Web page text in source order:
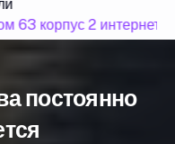
63 корпус 2 интернет
постоянно